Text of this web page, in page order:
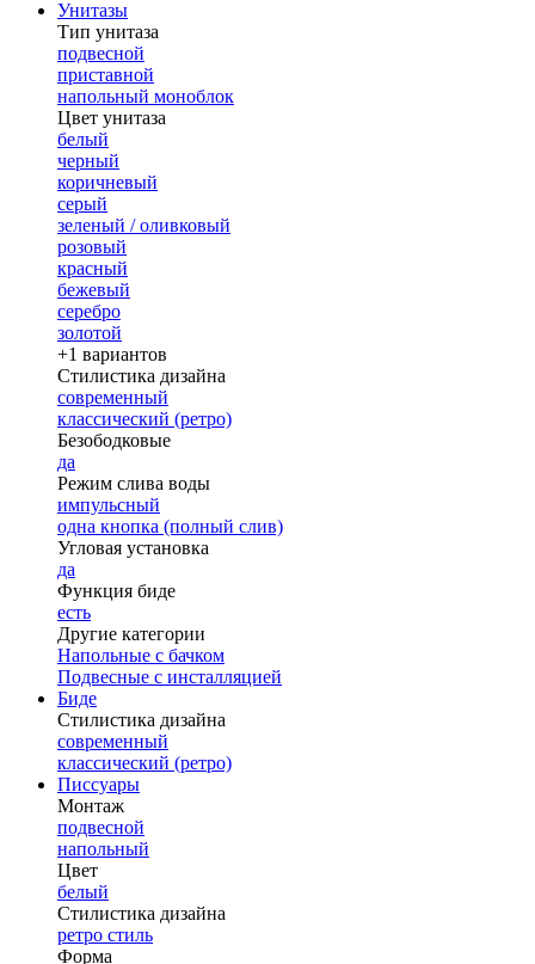
Унитазы
Тип унитаза
подвесной
приставной
напольный моноблок
Цвет унитаза
белый
черный
коричневый
серый
зеленый / оливковый
розовый
красный
бежевый
серебро
золотой
+1 вариантов
Стилистика дизайна
современный
классический (ретро)
Безободковые
да
Режим слива воды
импульсный
одна кнопка (полный слив)
Угловая установка
да
Функция биде
есть
Другие категории
Напольные с бачком
Подвесные с инсталляцией
Биде
Стилистика дизайна
современный
классический (ретро)
Писсуары
Монтаж
подвесной
напольный
Цвет
белый
Стилистика дизайна
ретро стиль
Форма